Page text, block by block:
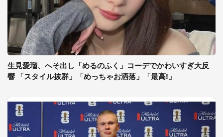
生見愛瑠、へそ出し「めるのふく」コーデでかわいすぎ大反
響 「スタイル抜群」「めっちゃお洒落」「最高!」